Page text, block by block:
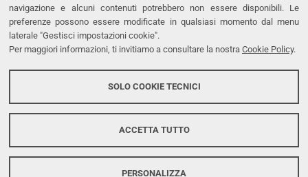
navigazione e alcuni contenuti potrebbero non essere disponibili. Le
preferenze possono essere modificate in qualsiasi momento dal menu
laterale "Gestisci impostazioni cookie".
Per maggiori informazioni, ti invitiamo a consultare la nostra Cookie Policy.
SOLO COOKIE TECNICI
ACCETTA TUTTO
PERSONALIZZA
LINKS
Dichiarazione di accessibilità
Protezione dati personali